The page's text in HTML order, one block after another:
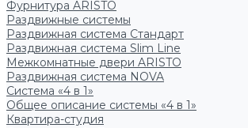
Фурнитура ARISTO
Раздвижные системы
Раздвижная система Стандарт
Раздвижная система Slim Line
Межкомнатные двери ARISTO
Раздвижная система NOVA
Система «4 в 1»
Общее описание системы «4 в 1»
Квартира-студия